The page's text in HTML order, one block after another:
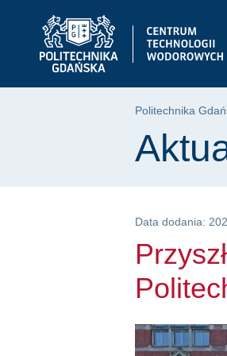
głównego
wyszukiwarki
Przyszłość
Politechnika
Treść
Data dodania: